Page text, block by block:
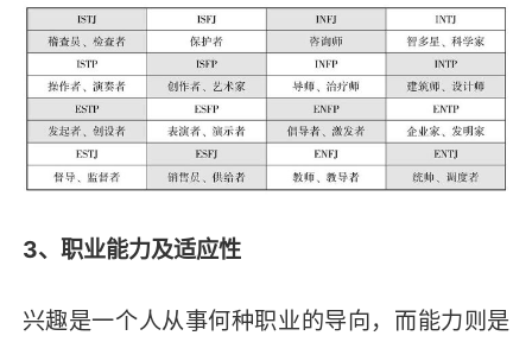
3、职业能力及适应性
兴趣是一个人从事何种职业的导向，而能力则是